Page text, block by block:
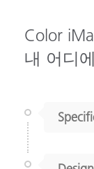
Color
내 어디